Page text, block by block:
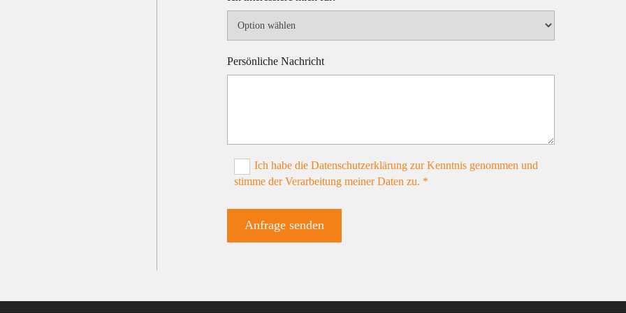
Persönliche Nachricht
Ich habe die Datenschutzerklärung zur Kenntnis genommen und
stimme der Verarbeitung meiner Daten zu. *